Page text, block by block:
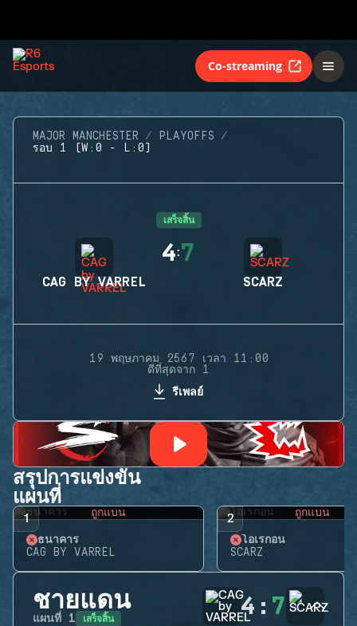
Co-streaming
MAJOR MANCHESTER
PLAYOFFS
รอบ 1 (W:0 - L:0)
เสร็จสิ้น
CAG BY VARREL
4:7
SCARZ
19 พฤษภาคม 2567 เวลา 11:00
ดีที่สุดจาก 1
รีเพลย์
สรุปการแข่งขัน
แผนที่
1 ถูกแบน
ธนาคาร
CAG BY VARREL
2 ถูกแบน
โอเรกอน
SCARZ
ชายแดน
แผนที่ 1 เสร็จสิ้น 4 : 7